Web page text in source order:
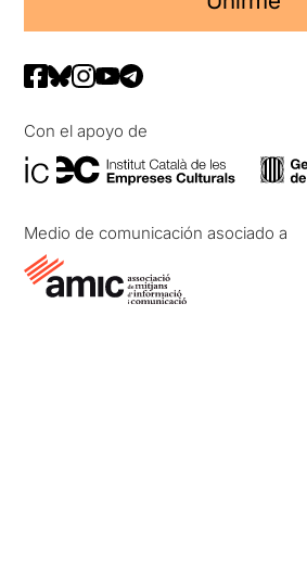
Con el apoyo de
Medio de comunicación asociado a